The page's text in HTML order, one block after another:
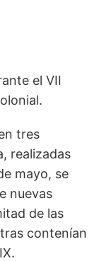
el VII
tres
realizadas
mayo, se
nuevas
de las
contenían